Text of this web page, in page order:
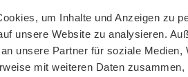
um Inhalte und Anzeigen zu
unsere Website zu analysieren.
unsere Partner für soziale Medien,
mit weiteren Daten